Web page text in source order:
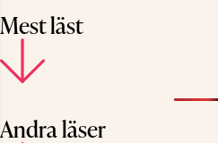
Mest läst
Andra läser